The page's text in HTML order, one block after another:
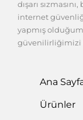
dışarı
internet
yapmış
güvenilirliğimizi
Ana
Ürünler